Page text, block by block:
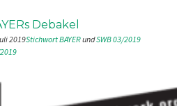
Debakel
2019Stichwort BAYER und SWB 03/2019